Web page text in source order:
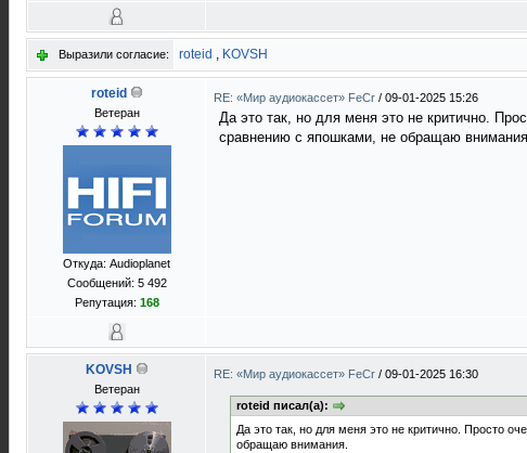
Выразили согласие: roteid , KOVSH
roteid
Ветеран
Откуда: Audioplanet
Сообщений: 5 492
Репутация: 168
RE: «Мир аудиокассет» FeCr / 09-01-2025 15:26
Да это так, но для меня это не критично.
сравнению с япошками, не обращаю
KOVSH
Ветеран
RE: «Мир аудиокассет» FeCr / 09-01-2025 16:30
roteid писал(а):
Да это так, но для меня это не критично. Просто
обращаю внимания.